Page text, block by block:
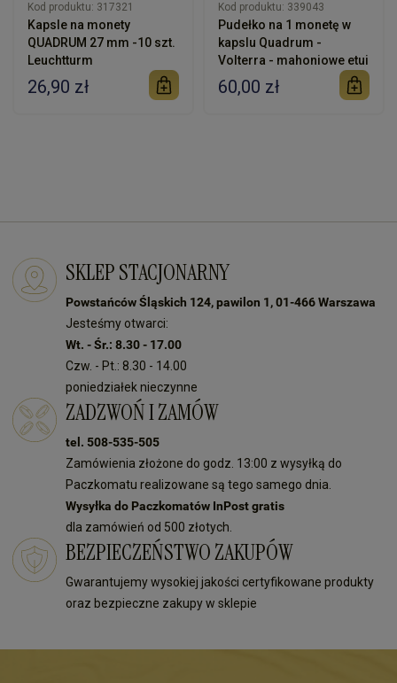
Kod produktu: 317321
Kapsle na monety
QUADRUM 27 mm -10 szt.
Leuchtturm
26,90 zł
Kod produktu: 339043
Pudełko na 1 monetę w
kapslu Quadrum -
Volterra - mahoniowe etui
60,00 zł
SKLEP STACJONARNY
Powstańców Śląskich 124, pawilon 1, 01-466 Warszawa
Jesteśmy otwarci:
Wt. - Śr.: 8.30 - 17.00
Czw. - Pt.: 8.30 - 14.00
poniedziałek nieczynne
ZADZWOŃ I ZAMÓW
tel. 508-535-505
Zamówienia złożone do godz. 13:00 z wysyłką do
Paczkomatu realizowane są tego samego dnia.
Wysyłka do Paczkomatów InPost gratis
dla zamówień od 500 złotych.
BEZPIECZEŃSTWO ZAKUPÓW
Gwarantujemy wysokiej jakości certyfikowane produkty
oraz bezpieczne zakupy w sklepie